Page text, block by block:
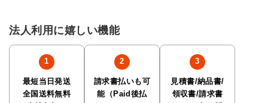
法人利用に嬉しい機能
最短当日発送
全国送料無料
請求書払いも可
能（Paid後払
見積書/納品書/
領収書/請求書